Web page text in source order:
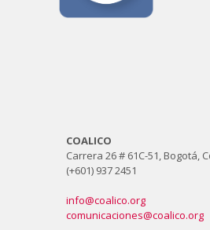
COALICO
Carrera 26 # 61C-51, Bogotá,
(+601) 937 2451
info@coalico.org
comunicaciones@coalico.org